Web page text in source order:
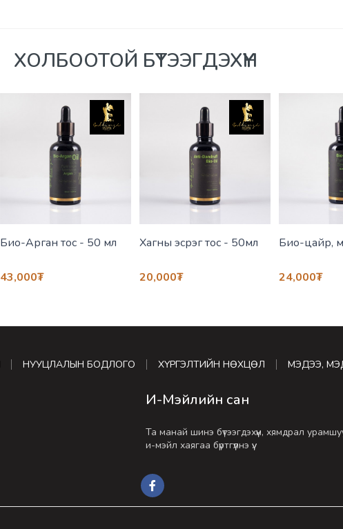
ХОЛБООТОЙ БҮТЭЭГДЭХҮҮН
Био-Арган тос - 50 мл
43,000₮
Хагны эсрэг тос - 50мл
20,000₮
Био-цайр,
24,000₮
НУУЦЛАЛЫН БОДЛОГО ХҮРГЭЛТИЙН НӨХЦӨЛ МЭДЭЭ,
И-Мэйлийн сан
Та манай шинэ бүтээгдэхүүн, хямдрал
и-мэйл хаягаа бүртгүүлнэ үү.